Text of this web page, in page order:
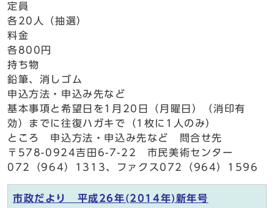
定員
各20人（抽選）
料金
各800円
持ち物
鉛筆、消しゴム
申込方法・申込み先など
基本事項と希望日を1月20日（月曜日）（消印有
効）までに往復ハガキで（1枚に1人のみ）
ところ 申込方法・申込み先など 問合せ先
〒578-0924吉田6-7-22 市民美術センター
072（964）1313、ファクス072（964）1596
市政だより 平成26年(2014年)新年号